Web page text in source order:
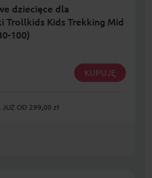
dziecięce dla
Trollkids Kids Trekking Mid
100)
KUPUJĘ
OD 299,00 zł